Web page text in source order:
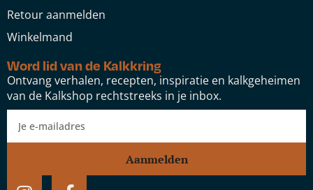
Retour aanmelden
Winkelmand
Word lid van de Kalkkring
Ontvang verhalen, recepten, inspiratie en kalkgeheimen
van de Kalkshop rechtstreeks in je inbox.
Aanmelden